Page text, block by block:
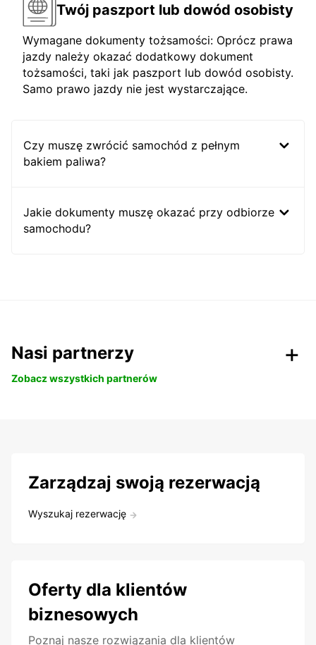
Twój paszport lub dowód osobisty
Wymagane dokumenty tożsamości: Oprócz prawa
jazdy należy okazać dodatkowy dokument
tożsamości, taki jak paszport lub dowód osobisty.
Samo prawo jazdy nie jest wystarczające.
Czy muszę zwrócić samochód z pełnym
bakiem paliwa?
Jakie dokumenty muszę okazać przy odbiorze
samochodu?
Nasi partnerzy
Zobacz wszystkich partnerów
Zarządzaj swoją rezerwacją
Wyszukaj rezerwację
Oferty dla klientów
biznesowych
Poznaj nasze rozwiązania dla klientów